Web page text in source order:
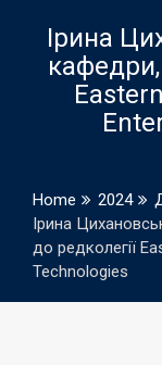
Ірина
кафедри,
Home 2024
Ірина
до редколегії
Technologies